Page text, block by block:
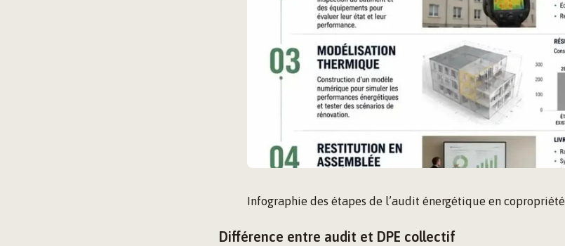
Infographie des étapes de l’audit énergétique en copropriété
Différence entre audit et DPE collectif